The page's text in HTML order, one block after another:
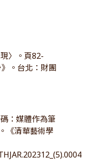
〉。頁82-
。台北：財團
：媒體作為筆
《清華藝術學